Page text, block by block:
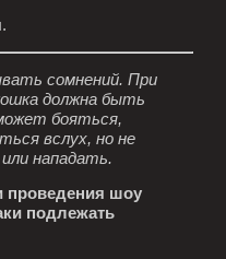
сомнений. При
должна быть
бояться,
вслух, но не
нападать.
проведения шоу
подлежать